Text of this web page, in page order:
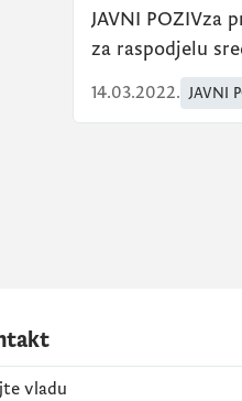
JAVNI POZIVza
za raspodjelu
14.03.2022. JAVNI
vladu